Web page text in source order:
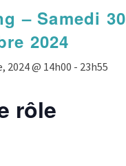
– Samedi 30
2024
2024 @ 14h00 - 23h55
rôle